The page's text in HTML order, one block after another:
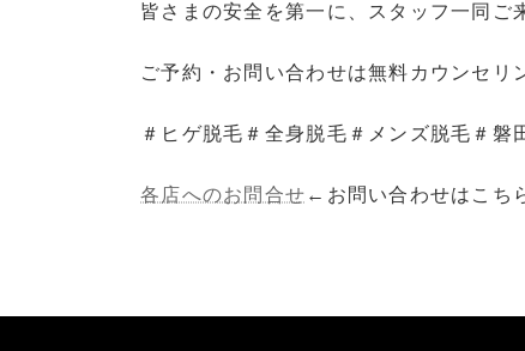
皆さまの安全を第一に、スタッフ一同ご
ご予約・お問い合わせは無料カウンセリ
＃ヒゲ脱毛＃全身脱毛＃メンズ脱毛＃
各店へのお問合せ ←お問い合わせはこち